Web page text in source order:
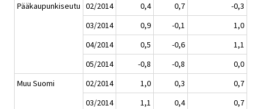
Pääkaupunkiseutu 02/2014 0,4 0,7
-0,3
03/2014
0,9 -0,1
1,0
04/2014
0,5 -0,6
1,1
05/2014
-0,8 -0,8
0,0
Muu Suomi
02/2014 1,0 0,3
0,7
03/2014
1,1 0,4
0,7